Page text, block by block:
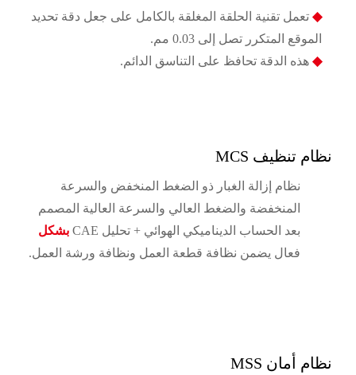
◆ تعمل تقنية الحلقة المغلقة بالكامل على جعل دقة تحديد
الموقع المتكرر تصل إلى 0.03 مم.
◆ هذه الدقة تحافظ على التناسق الدائم.
نظام تنظيف MCS
نظام إزالة الغبار ذو الضغط المنخفض والسرعة
المنخفضة والضغط العالي والسرعة العالية المصمم
بعد الحساب الديناميكي الهوائي + تحليل CAE
بشكل
فعال يضمن نظافة قطعة العمل ونظافة ورشة العمل.
نظام أمان MSS